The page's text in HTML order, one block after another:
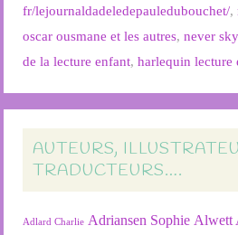
fr/lejournaldadeledepauledubouchet/,
oscar ousmane et les autres,never
de la lecture enfant,harlequin lecture
AUTEURS,
TRADUCTEURS….
Adlard Charlie Adriansen Sophie Alwett